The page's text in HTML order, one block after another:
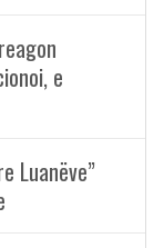
e
Luanëve”